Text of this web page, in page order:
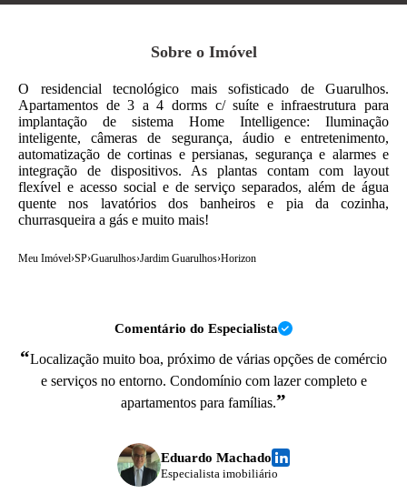
Sobre o Imóvel
O residencial tecnológico mais sofisticado de Guarulhos.
Apartamentos de 3 a 4 dorms c/ suíte e infraestrutura para
implantação de sistema Home Intelligence: Iluminação
inteligente, câmeras de segurança, áudio e entretenimento,
automatização de cortinas e persianas, segurança e alarmes e
integração de dispositivos. As plantas contam com layout
flexível e acesso social e de serviço separados, além de água
quente nos lavatórios dos banheiros e pia da cozinha,
churrasqueira a gás e muito mais!
Meu Imóvel›SP›Guarulhos›Jardim Guarulhos›Horizon
Comentário do Especialista
“Localização muito boa, próximo de várias opções de comércio
e serviços no entorno. Condomínio com lazer completo e
apartamentos para famílias.”
Eduardo Machado
Especialista imobiliário